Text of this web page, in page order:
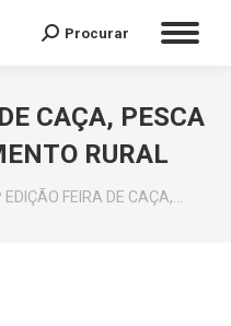
Procurar
CAÇA, PESCA
RURAL
EDIÇÃO FEIRA DE CAÇA,…